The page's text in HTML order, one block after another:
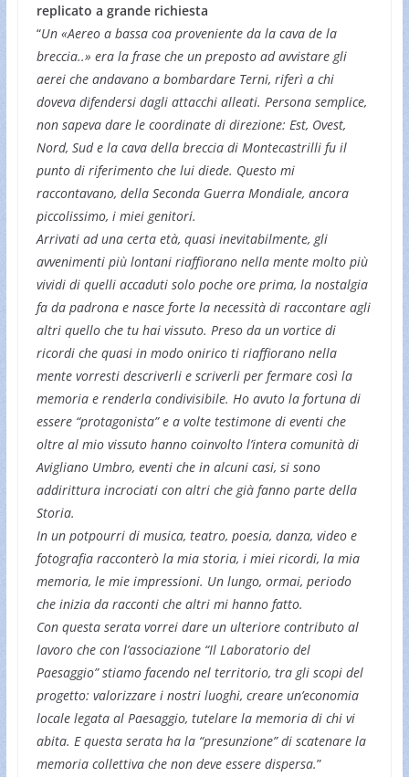
replicato a grande richiesta
“Un «Aereo a bassa coa proveniente da la cava de la
breccia..» era la frase che un preposto ad avvistare gli
aerei che andavano a bombardare Terni, riferì a chi
doveva difendersi dagli attacchi alleati. Persona semplice,
non sapeva dare le coordinate di direzione: Est, Ovest,
Nord, Sud e la cava della breccia di Montecastrilli fu il
punto di riferimento che lui diede. Questo mi
raccontavano, della Seconda Guerra Mondiale, ancora
piccolissimo, i miei genitori.
Arrivati ad una certa età, quasi inevitabilmente, gli
avvenimenti più lontani riaffiorano nella mente molto più
vividi di quelli accaduti solo poche ore prima, la nostalgia
fa da padrona e nasce forte la necessità di raccontare agli
altri quello che tu hai vissuto. Preso da un vortice di
ricordi che quasi in modo onirico ti riaffiorano nella
mente vorresti descriverli e scriverli per fermare così la
memoria e renderla condivisibile. Ho avuto la fortuna di
essere “protagonista” e a volte testimone di eventi che
oltre al mio vissuto hanno coinvolto l’intera comunità di
Avigliano Umbro, eventi che in alcuni casi, si sono
addirittura incrociati con altri che già fanno parte della
Storia.
In un potpourri di musica, teatro, poesia, danza, video e
fotografia racconterò la mia storia, i miei ricordi, la mia
memoria, le mie impressioni. Un lungo, ormai, periodo
che inizia da racconti che altri mi hanno fatto.
Con questa serata vorrei dare un ulteriore contributo al
lavoro che con l’associazione “Il Laboratorio del
Paesaggio” stiamo facendo nel territorio, tra gli scopi del
progetto: valorizzare i nostri luoghi, creare un’economia
locale legata al Paesaggio, tutelare la memoria di chi vi
abita. E questa serata ha la “presunzione” di scatenare la
memoria collettiva che non deve essere dispersa.”